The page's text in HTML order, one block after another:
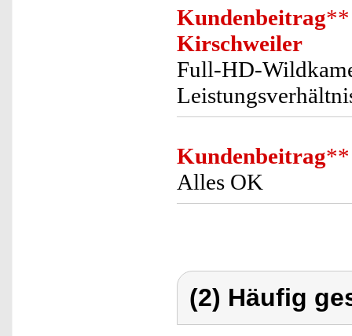
Kundenbeitrag**
Kirschweiler
Full-HD-
Kundenbeitrag**
Alles OK
(2) Häufig